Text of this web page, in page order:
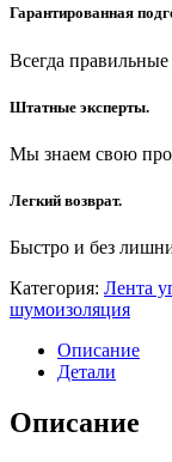
Гарантированная
Всегда
Штатные эксперты.
Мы знаем свою
Легкий возврат.
Быстро и без
Категория: Лента
шумоизоляция
Описание
Детали
Описание